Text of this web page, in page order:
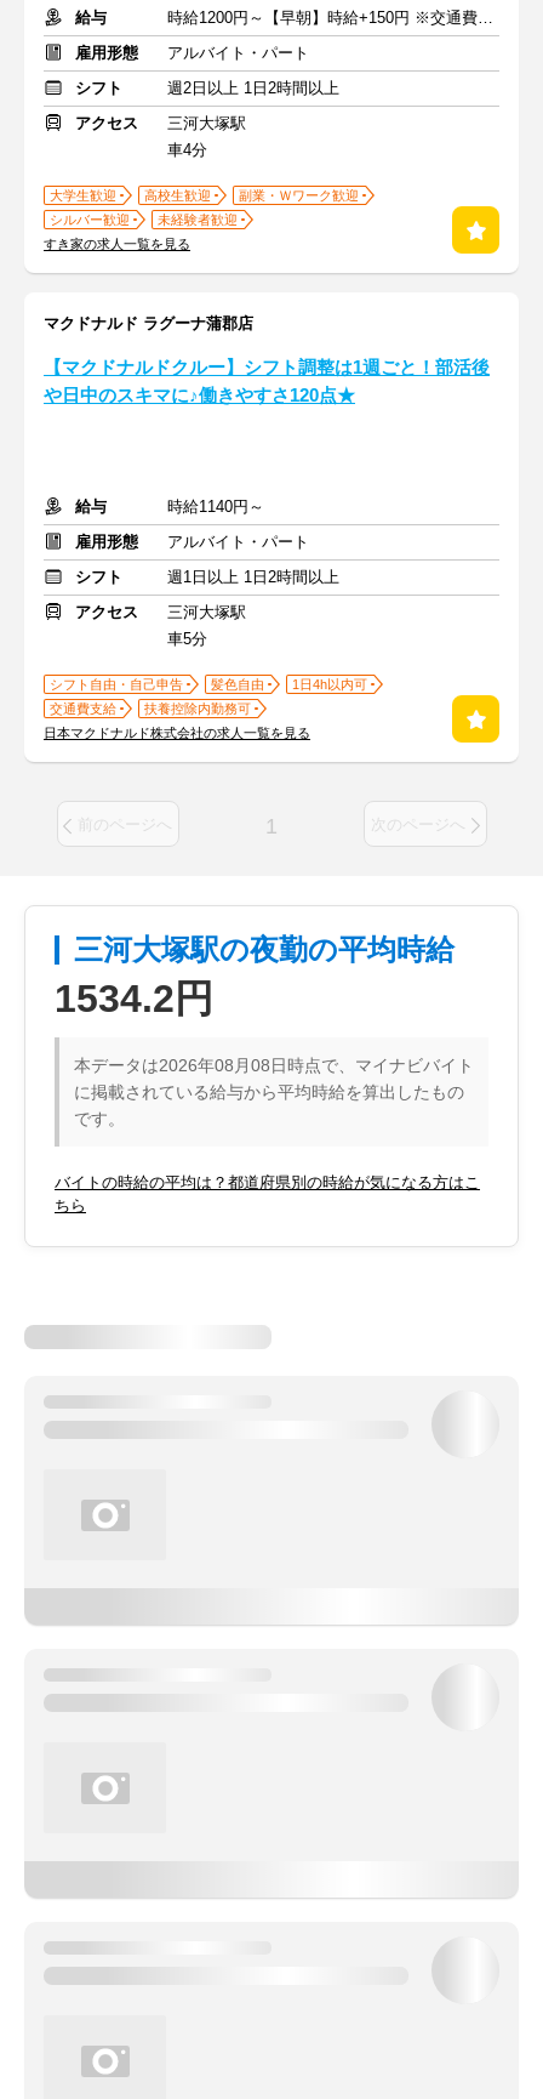
給与
時給1200円～【早朝】時給+150円 ※交通費支給
雇用形態
アルバイト・パート
シフト
週2日以上 1日2時間以上
アクセス
三河大塚駅
車4分
大学生歓迎 高校生歓迎
副業・Ｗワーク歓迎
シルバー歓迎
未経験者歓迎
すき家の求人一覧を見る
マクドナルド ラグーナ蒲郡店
【マクドナルドクルー】シフト調整は1週ごと！部活後
や日中のスキマに♪働きやすさ120点★
給与
時給1140円～
雇用形態
アルバイト・パート
シフト
週1日以上 1日2時間以上
アクセス
三河大塚駅
車5分
シフト自由・自己申告 髪色自由
1日4h以内可
交通費支給
扶養控除内勤務可
日本マクドナルド株式会社の求人一覧を見る
前のページへ 1 次のページへ
三河大塚駅の夜勤の平均時給
1534.2円
本データは2026年08月08日時点で、マイナビバイト
に掲載されている給与から平均時給を算出したもの
です。
バイトの時給の平均は？都道府県別の時給が気になる方はこ
ちら